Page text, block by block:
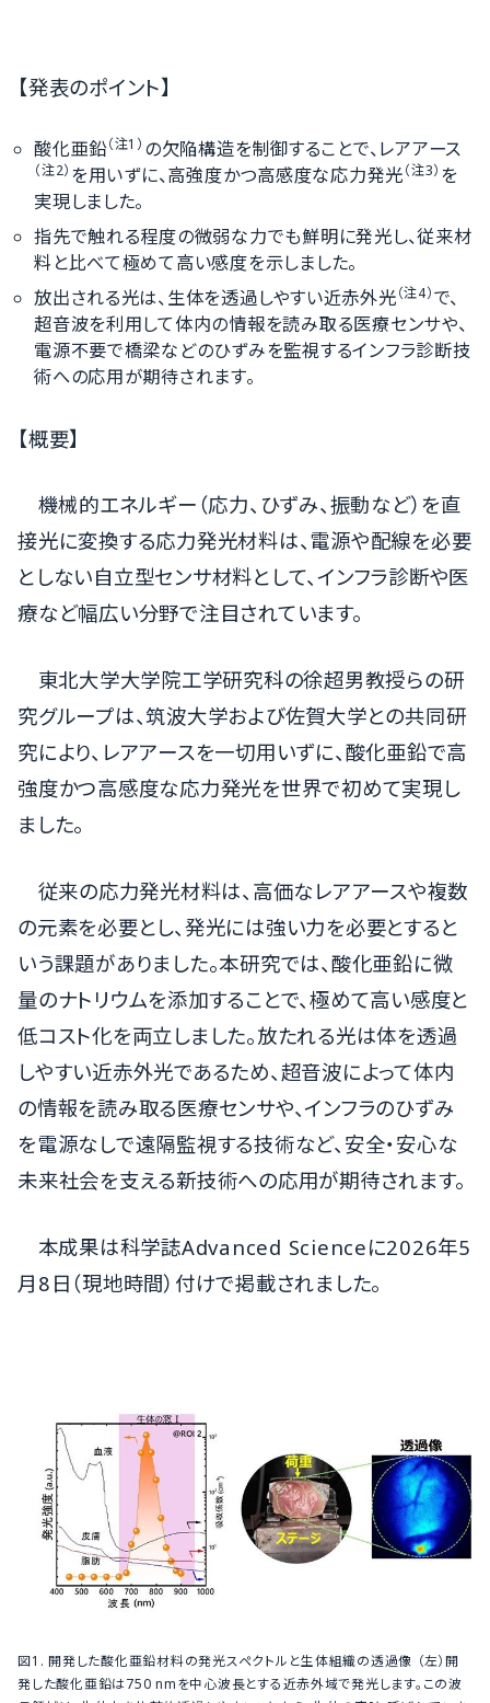
【発表のポイント】
酸化亜鉛（注1） の欠陥構造を制御することで、レアアース
（注2） を用いずに、高強度かつ高感度な応力発光（注3） を
実現しました。
指先で触れる程度の微弱な力でも鮮明に発光し、従来材
料と比べて極めて高い感度を示しました。
放出される光は、生体を透過しやすい近赤外光（注4）で、
超音波を利用して体内の情報を読み取る医療センサや、
電源不要で橋梁などのひずみを監視するインフラ診断技
術への応用が期待されます。
【概要】
機械的エネルギー（応力、ひずみ、振動など）を直
接光に変換する応力発光材料は、電源や配線を必要
としない自立型センサ材料として、インフラ診断や医
療など幅広い分野で注目されています。
東北大学大学院工学研究科の徐超男教授らの研
究グループは、筑波大学および佐賀大学との共同研
究により、レアアースを一切用いずに、酸化亜鉛で高
強度かつ高感度な応力発光を世界で初めて実現し
ました。
従来の応力発光材料は、高価なレアアースや複数
の元素を必要とし、発光には強い力を必要とすると
いう課題がありました。本研究では、酸化亜鉛に微
量のナトリウムを添加することで、極めて高い感度と
低コスト化を両立しました。放たれる光は体を透過
しやすい近赤外光であるため、超音波によって体内
の情報を読み取る医療センサや、インフラのひずみ
を電源なしで遠隔監視する技術など、安全・安心な
未来社会を支える新技術への応用が期待されます。
本成果は科学誌Advanced Scienceに2026年5
月8日（現地時間）付けで掲載されました。
図1. 開発した酸化亜鉛材料の発光スペクトルと生体組織の透過像 （左）開
発した酸化亜鉛は750 nmを中心波長とする近赤外域で発光します。この波